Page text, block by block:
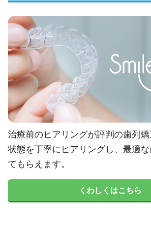
治療前のヒアリングが評判の歯列
状態を丁寧にヒアリングし、最適
てもらえます。
くわしくはこちら